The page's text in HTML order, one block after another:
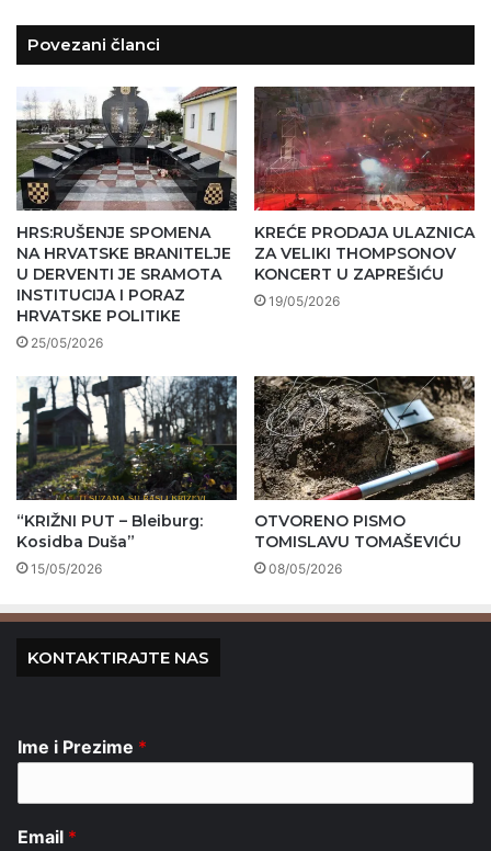
Povezani članci
HRS:RUŠENJE SPOMENA
NA HRVATSKE BRANITELJE
U DERVENTI JE SRAMOTA
INSTITUCIJA I PORAZ
HRVATSKE POLITIKE
25/05/2026
KREĆE PRODAJA ULAZNICA
ZA VELIKI THOMPSONOV
KONCERT U ZAPREŠIĆU
19/05/2026
“KRIŽNI PUT – Bleiburg:
Kosidba Duša”
15/05/2026
OTVORENO PISMO
TOMISLAVU TOMAŠEVIĆU
08/05/2026
KONTAKTIRAJTE NAS
Ime i Prezime *
Email *